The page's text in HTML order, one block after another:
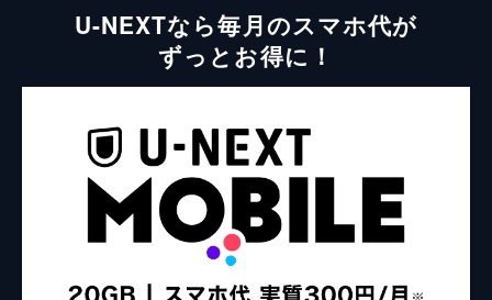
U-NEXTなら毎月のスマホ代が
ずっとお得に！